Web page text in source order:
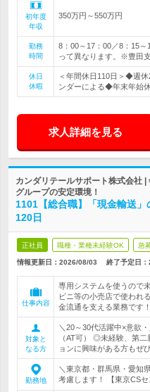
初年度
年収
350万円～550万円
勤務
時間
8：00～17：00／8：15
って異なります。※豊田
休日
休暇
＜年間休日110日＞◆週
ンダーによる◆年末年始
求人詳細を見る
カンダリテールサポート株式会社
グループの安定環境！
1101【総合職】「現金輸送
120日
正社員 職種・業種未経験OK 急
情報更新日：2026/08/03 終了予定日：
仕事内容
専用システムを使うので
ビニ等の小売店で使われ
金流通を支える業務です！
対象と
なる方
＼20～30代活躍中×意欲
（AT可） ◎未経験、第
ョンに興味がある方もぜひ
勤務地
＼東京都・群馬県・愛知
考慮します！ 【東京CS